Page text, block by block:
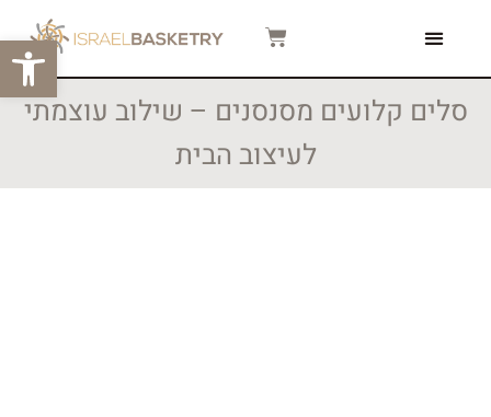
סלים קלועים מסנסנים – שילוב עוצמתי
לעיצוב הבית
פתח